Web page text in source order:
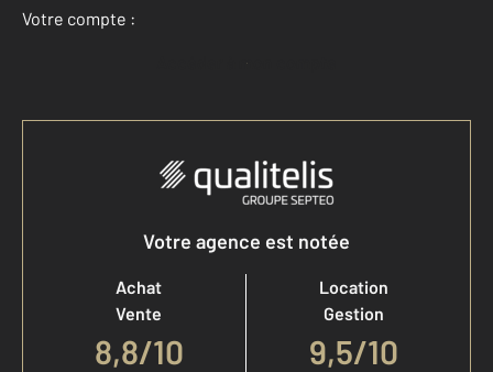
Votre compte :
Accéder à mon compte
Votre agence est notée
Achat
Vente
8,8/10
Location
Gestion
9,5/10